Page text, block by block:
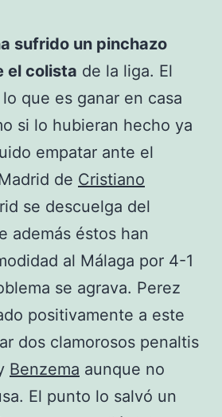
sufrido un pinchazo
el colista de la liga. El
que es ganar en casa
si lo hubieran hecho ya
empatar ante el
de Cristiano
se descuelga del
además éstos han
al Málaga por 4-1
se agrava. Perez
positivamente a este
dos clamorosos penaltis
Benzema aunque no
El punto lo salvó un